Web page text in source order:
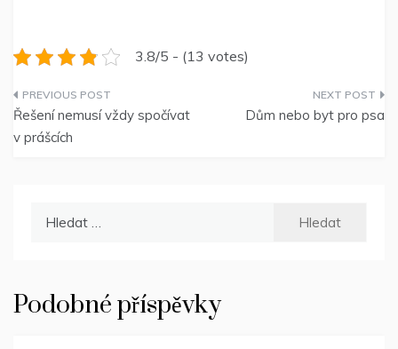
3.8/5 - (13 votes)
Navigace
pro
Řešení nemusí vždy spočívat
v prášcích
Dům nebo byt pro psa
Podobné příspěvky